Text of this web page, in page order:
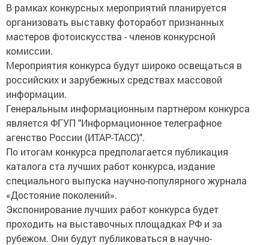
В рамках конкурсных мероприятий планируется
организовать выставку фоторабот признанных
мастеров фотоискусства - членов конкурсной
комиссии.
Мероприятия конкурса будут широко освещаться в
российских и зарубежных средствах массовой
информации.
Генеральным информационным партнером конкурса
является ФГУП "Информационное телеграфное
агенство России (ИТАР-ТАСС)".
По итогам конкурса предполагается публикация
каталога ста лучших работ конкурса, издание
специального выпуска научно-популярного журнала
«Достояние поколений».
Экспонирование лучших работ конкурса будет
проходить на выставочных площадках РФ и за
рубежом. Они будут публиковаться в научно-